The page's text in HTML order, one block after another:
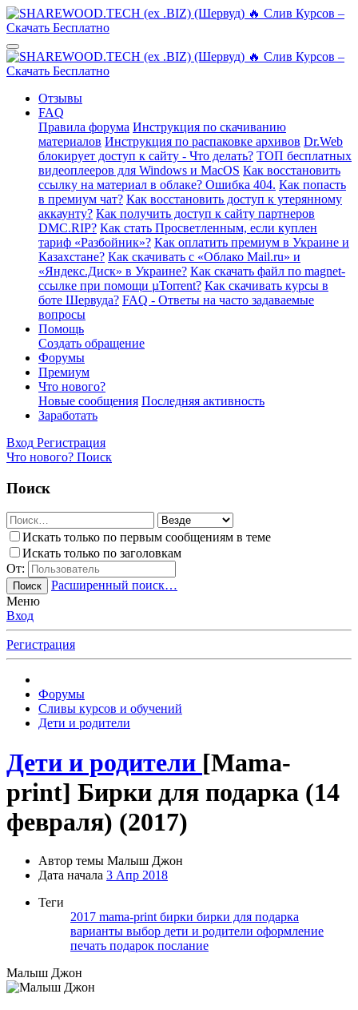
Отзывы
FAQ
Правила форума Инструкция по скачиванию
материалов Инструкция по распаковке архивов Dr.Web
блокирует доступ к сайту - Что делать? ТОП бесплатных
видеоплееров для Windows и MacOS Как восстановить
ссылку на материал в облаке? Ошибка 404. Как попасть
в премиум чат? Как восстановить доступ к утерянному
аккаунту? Как получить доступ к сайту партнеров
DMC.RIP? Как стать Просветленным, если куплен
тариф «Разбойник»? Как оплатить премиум в Украине и
Казахстане? Как скачивать с «Облако Mail.ru» и
«Яндекс.Диск» в Украине? Как скачать файл по magnet-
ссылке при помощи µTorrent? Как скачивать курсы в
боте Шервуда? FAQ - Ответы на часто задаваемые
вопросы
Помощь
Создать обращение
Форумы
Премиум
Что нового?
Новые сообщения Последняя активность
Заработать
Вход Регистрация
Что нового? Поиск
Поиск
Искать только по первым сообщениям в теме
Искать только по заголовкам
От:
Поиск
Расширенный поиск…
Меню
Вход
Регистрация
Форумы
Сливы курсов и обучений
Дети и родители
Дети и родители [Mama-
print] Бирки для подарка (14
февраля) (2017)
Автор темы Малыш Джон
Дата начала 3 Апр 2018
Теги
2017 mama-print бирки бирки для подарка
варианты выбор дети и родители оформление
печать подарок послание
Малыш Джон